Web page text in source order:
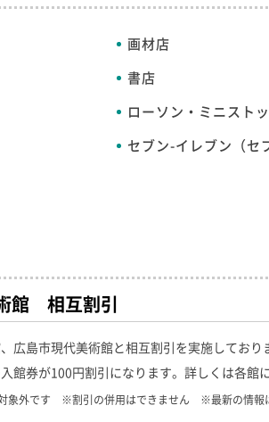
画材店
書店
ローソン・ミニスト
セブン-イレブン （
館 相互割引
広島市現代美術館と相互割引を実施してお
券が100円割引になります。詳しくは各館
外です ※割引の併用はできません ※最新の情報は